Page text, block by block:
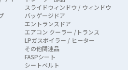
スライドウィンドウ / ウィンドウ
バッゲージドア
エントランスドア
エアコン クーラー /トランス
LPガスボイラー / ヒーター
その他関連品
FASPシート
シートベルト